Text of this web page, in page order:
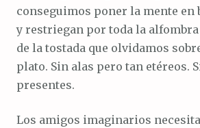
conseguimos poner la mente en
y restriegan por toda la
de la tostada que olvidamos
plato. Sin alas pero tan etéreos.
presentes.
Los amigos imaginarios